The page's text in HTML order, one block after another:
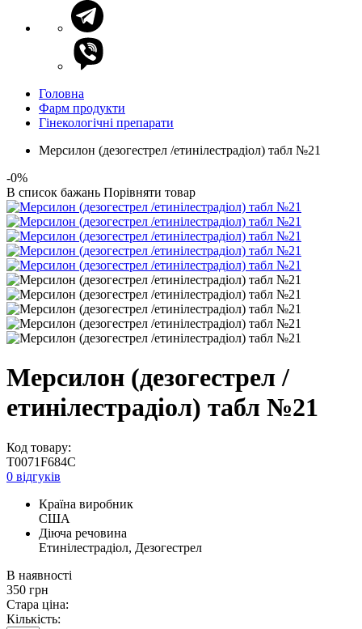
Головна
Фарм продукти
Гінекологічні препарати
Мерсилон (дезогестрел /етинілестрадіол) табл №21
-0%
В список бажань Порівняти товар
Мерсилон (дезогестрел /
етинілестрадіол) табл №21
Код товару:
T0071F684C
0 відгуків
Країна виробник
США
Діюча речовина
Етинілестрадіол, Дезогестрел
В наявності
350 грн
Стара ціна:
Кількість: